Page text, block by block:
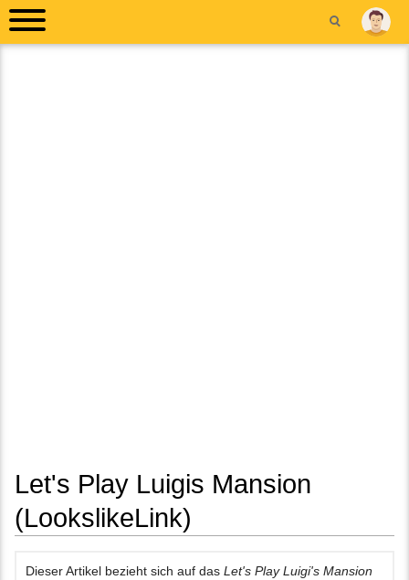
Let's Play Luigis Mansion
(LookslikeLink)
Dieser Artikel bezieht sich auf das Let's Play Luigi's Mansion